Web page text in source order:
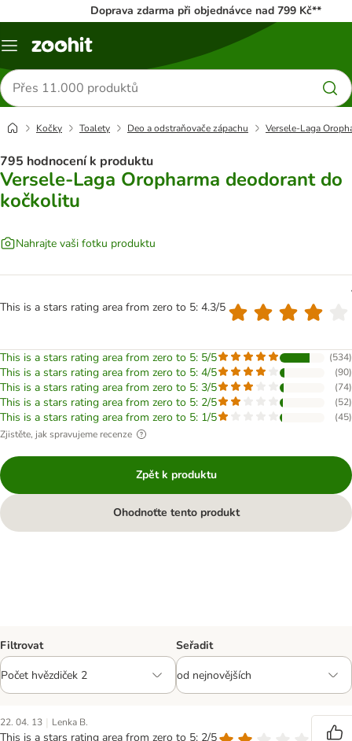
Doprava zdarma při objednávce nad 799 Kč**
Menu
Hledat
produkty
Kočky Toalety Deo a odstraňovače zápachu Versele-Laga
795 hodnocení k produktu
Versele-Laga Oropharma deodorant do
kočkolitu
Nahrajte vaši fotku produktu
This is a stars rating area from zero to 5: 4.3/5
This is a stars rating area from zero to 5: 5/5 (534)
This is a stars rating area from zero to 5: 4/5 (90)
This is a stars rating area from zero to 5: 3/5 (74)
This is a stars rating area from zero to 5: 2/5 (52)
This is a stars rating area from zero to 5: 1/5 (45)
Zjistěte, jak spravujeme recenze
Zpět k produktu
Ohodnoťte tento produkt
Filtrovat Seřadit
22. 04. 13 | Lenka B.
This is a stars rating area from zero to 5: 2/5